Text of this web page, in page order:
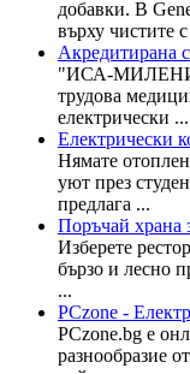
добавки. В
върху чистите
Aкредитирана
"ИСА-
трудова
електрически ...
Електрически
Нямате
уют през
предлага ...
Поръчай храна
Изберете
бързо и лесно
...
PCzone -
PCzone.bg е
разнообразие